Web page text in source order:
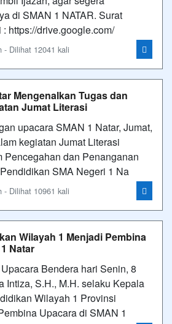
di SMAN 1 NATAR. Surat
https://drive.google.com/
- Dilihat 12041 kali
Mengenalkan Tugas dan
Jumat Literasi
upacara SMAN 1 Natar, Jumat,
kegiatan Jumat Literasi
Pencegahan dan Penanganan
SMA Negeri 1 Na
- Dilihat 10961 kali
Wilayah 1 Menjadi Pembina
Natar
Bendera hari Senin, 8
Intiza, S.H., M.H. selaku Kepala
Wilayah 1 Provinsi
Upacara di SMAN 1